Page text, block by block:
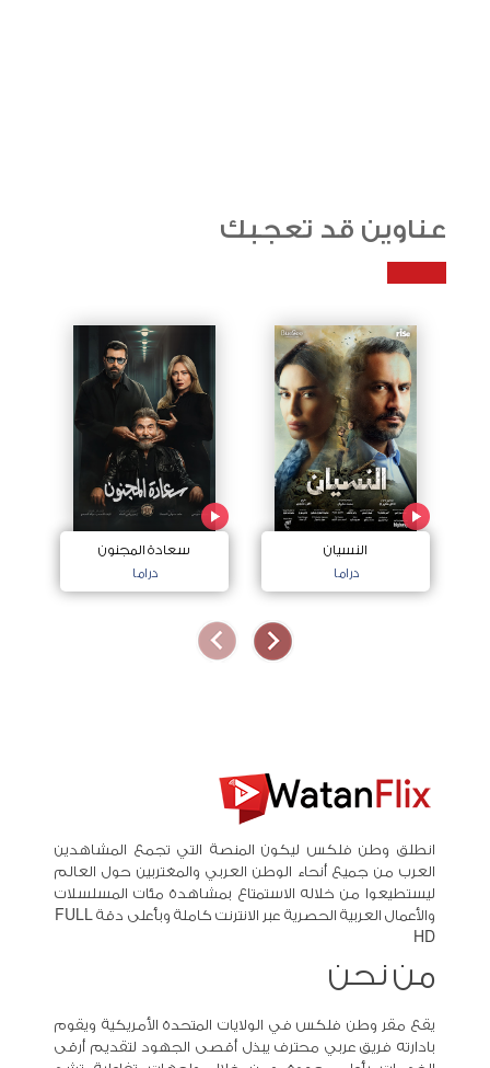
عناوين قد تعجبك
النسيان
دراما
سعادة المجنون
دراما
انطلق وطن فلكس ليكون المنصة التي تجمع المشاهدين
العرب من جميع أنحاء الوطن العربي والمغتربين حول العالم
ليستطيعوا من خلاله الاستمتاع بمشاهدة مئات المسلسلات
والأعمال العربية الحصرية عبر الانترنت كاملة وبأعلى دقة FULL
HD
من نحن
يقع مقر وطن فلكس في الولايات المتحدة الأمريكية ويقوم
بادارته فريق عربي محترف يبذل أقصى الجهود لتقديم أرقى